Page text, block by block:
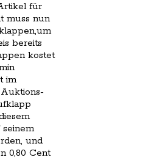
für
muss nun
bereits
kostet
im
seinem
und
0,80 Cent